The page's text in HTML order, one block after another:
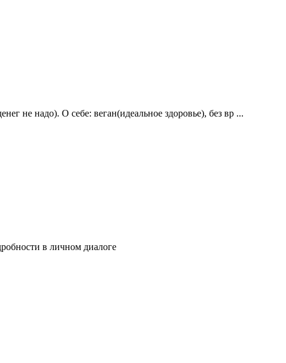
не надо). О себе: веган(идеальное здоровье), без вр ...
в личном диалоге